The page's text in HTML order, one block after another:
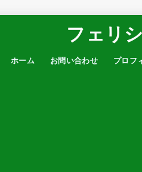
フェリ
ホーム お問い合わせ プロフ